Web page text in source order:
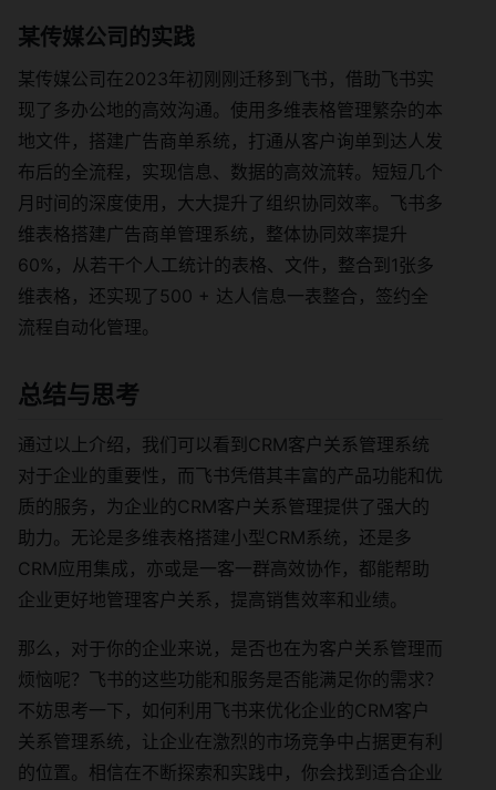
某传媒公司的实践
某传媒公司在2023年初刚刚迁移到飞书，借助飞书实
现了多办公地的高效沟通。使用多维表格管理繁杂的本
地文件，搭建广告商单系统，打通从客户询单到达人发
布后的全流程，实现信息、数据的高效流转。短短几个
月时间的深度使用，大大提升了组织协同效率。飞书多
维表格搭建广告商单管理系统，整体协同效率提升
60%，从若干个人工统计的表格、文件，整合到1张多
维表格，还实现了500 + 达人信息一表整合，签约全
流程自动化管理。
总结与思考
通过以上介绍，我们可以看到CRM客户关系管理系统
对于企业的重要性，而飞书凭借其丰富的产品功能和优
质的服务，为企业的CRM客户关系管理提供了强大的
助力。无论是多维表格搭建小型CRM系统，还是多
CRM应用集成，亦或是一客一群高效协作，都能帮助
企业更好地管理客户关系，提高销售效率和业绩。
那么，对于你的企业来说，是否也在为客户关系管理而
烦恼呢？飞书的这些功能和服务是否能满足你的需求？
不妨思考一下，如何利用飞书来优化企业的CRM客户
关系管理系统，让企业在激烈的市场竞争中占据更有利
的位置。相信在不断探索和实践中，你会找到适合企业